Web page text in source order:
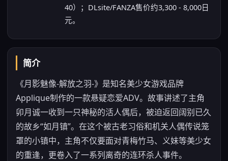
40）；DLsite/FANZA售价约3,300 - 8,000日
元。
简介
《月影魅像-解放之羽-》是知名美少女游戏品牌
Applique制作的一款悬疑恋爱ADV。故事讲述了主角
卯月诚一收到一只神秘的活人偶后，被迫返回阔别已久
的故乡“如月镇”。在这个被古老习俗和机关人偶传说笼
罩的小镇中，主角不仅要面对青梅竹马、义妹等美少女
的重逢，更卷入了一系列离奇的连环杀人事件。